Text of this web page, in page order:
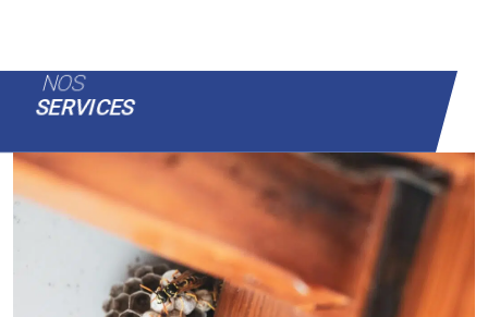
NOS
SERVICES